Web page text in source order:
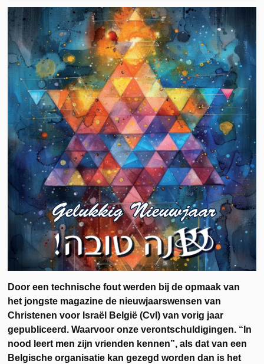
Door een technische fout werden bij de opmaak van
het jongste magazine de nieuwjaarswensen van
Christenen voor Israël België (CvI) van vorig jaar
gepubliceerd. Waarvoor onze verontschuldigingen. “In
nood leert men zijn vrienden kennen”, als dat van een
Belgische organisatie kan gezegd worden dan is het